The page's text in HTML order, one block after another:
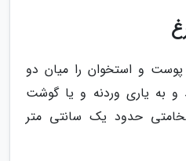
پوست و استخوان را میان دو
و به یاری وردنه و یا گوشت
حدود یک سانتی متر